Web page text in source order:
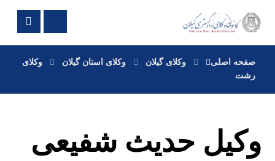
صفحه اصلی وکلای گیلان وکلای استان گیلان
وکلای
رشت
وکیل حدیث شفیعی